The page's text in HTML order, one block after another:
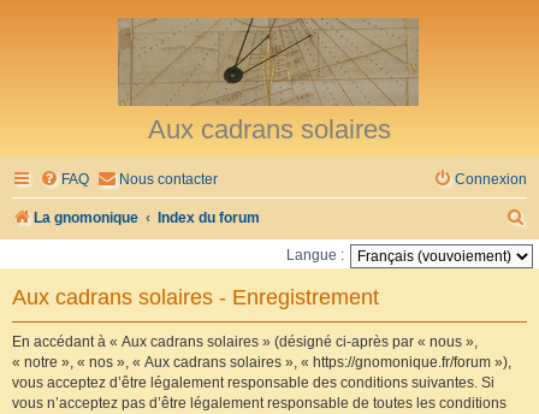
Aux cadrans solaires
FAQ Nous contacter Connexion
La gnomonique Index du forum
e
Langue :
Aux cadrans solaires - Enregistrement
En accédant à « Aux cadrans solaires » (désigné ci-après par « nous »,
« notre », « nos », « Aux cadrans solaires », « https://gnomonique.fr/forum »),
vous acceptez d’être légalement responsable des conditions suivantes. Si
vous n’acceptez pas d’être légalement responsable de toutes les conditions